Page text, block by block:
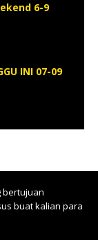
6-9
INI 07-09
bertujuan
buat kalian para